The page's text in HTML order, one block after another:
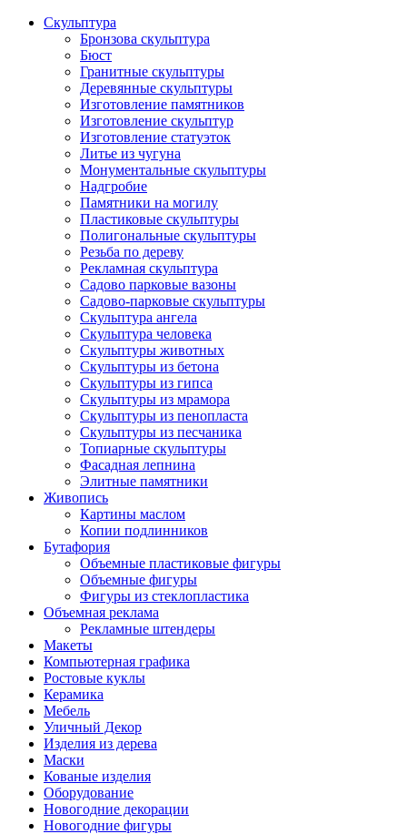
Скульптура
Бронзова скульптура
Бюст
Гранитные скульптуры
Деревянные скульптуры
Изготовление памятников
Изготовление скульптур
Изготовление статуэток
Литье из чугуна
Монументальные скульптуры
Надгробие
Памятники на могилу
Пластиковые скульптуры
Полигональные скульптуры
Резьба по дереву
Рекламная скульптура
Садово парковые вазоны
Садово-парковые скульптуры
Скульптура ангела
Скульптура человека
Скульптуры животных
Скульптуры из бетона
Скульптуры из гипса
Скульптуры из мрамора
Скульптуры из пенопласта
Скульптуры из песчаника
Топиарные скульптуры
Фасадная лепнина
Элитные памятники
Живопись
Картины маслом
Копии подлинников
Бутафория
Объемные пластиковые фигуры
Объемные фигуры
Фигуры из стеклопластика
Объемная реклама
Рекламные штендеры
Макеты
Компьютерная графика
Ростовые куклы
Керамика
Мебель
Уличный Декор
Изделия из дерева
Маски
Кованые изделия
Оборудование
Новогодние декорации
Новогодние фигуры